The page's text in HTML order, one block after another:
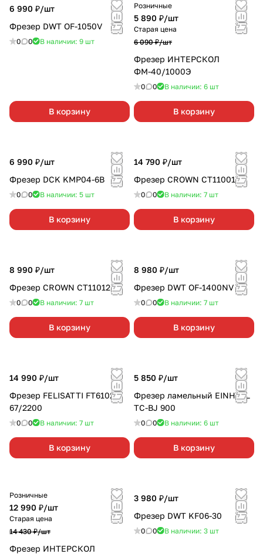
6 990 ₽/шт
Фрезер DWT OF-1050V
0 0 В наличии: 9 шт
В корзину
Розничные
5 890 ₽/шт
Старая цена
6 090 ₽/шт
Фрезер ИНТЕРСКОЛ
ФМ-40/1000Э
0 0 В наличии: 6 шт
В корзину
6 990 ₽/шт
Фрезер DCK KMP04-6B
0 0 В наличии: 5 шт
В корзину
14 790 ₽/шт
Фрезер CROWN CT11001
0 0 В наличии: 7 шт
В корзину
8 990 ₽/шт
Фрезер CROWN CT11012
0 0 В наличии: 7 шт
В корзину
8 980 ₽/шт
Фрезер DWT OF-1400NV
0 0 В наличии: 7 шт
В корзину
14 990 ₽/шт
Фрезер FELISATTI FT6102
67/2200
0 0 В наличии: 7 шт
В корзину
5 850 ₽/шт
Фрезер ламельный EINHELL
TC-BJ 900
0 0 В наличии: 6 шт
В корзину
Розничные
12 990 ₽/шт
Старая цена
14 430 ₽/шт
Фрезер ИНТЕРСКОЛ
3 980 ₽/шт
Фрезер DWT KF06-30
0 0 В наличии: 3 шт